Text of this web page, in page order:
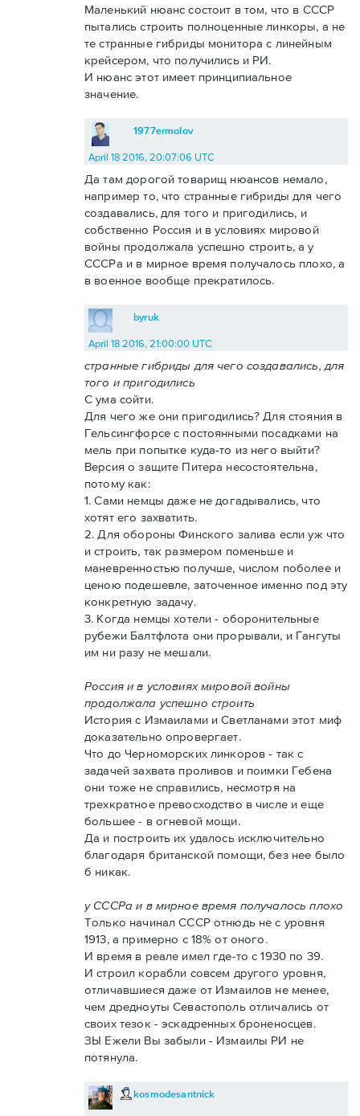
Маленький нюанс состоит в том, что в СССР
пытались строить полноценные линкоры, а не
те странные гибриды монитора с линейным
крейсером, что получились и РИ.
И нюанс этот имеет принципиальное
значение.
1977ermolov
April 18 2016, 20:07:06 UTC
Да там дорогой товарищ нюансов немало,
например то, что странные гибриды для чего
создавались, для того и пригодились, и
собственно Россия и в условиях мировой
войны продолжала успешно строить, а у
СССРа и в мирное время получалось плохо, а
в военное вообще прекратилось.
byruk
April 18 2016, 21:00:00 UTC
странные гибриды для чего создавались, для
того и пригодились
С ума сойти.
Для чего же они пригодились? Для стояния в
Гельсингфорсе с постоянными посадками на
мель при попытке куда-то из него выйти?
Версия о защите Питера несостоятельна,
потому как:
1. Сами немцы даже не догадывались, что
хотят его захватить.
2. Для обороны Финского залива если уж что
и строить, так размером поменьше и
маневренностью получше, числом поболее и
ценою подешевле, заточенное именно под эту
конкретную задачу.
3. Когда немцы хотели - оборонительные
рубежи Балтфлота они прорывали, и Гангуты
им ни разу не мешали.
Россия и в условиях мировой войны
продолжала успешно строить
История с Измаилами и Светланами этот миф
доказательно опровергает.
Что до Черноморских линкоров - так с
задачей захвата проливов и поимки Гебена
они тоже не справились, несмотря на
трехкратное превосходство в числе и еще
большее - в огневой мощи.
Да и построить их удалось исключительно
благодаря британской помощи, без нее было
б никак.
у СССРа и в мирное время получалось плохо
Только начинал СССР отнюдь не с уровня
1913, а примерно с 18% от оного.
И время в реале имел где-то с 1930 по 39.
И строил корабли совсем другого уровня,
отличавшиеся даже от Измаилов не менее,
чем дредноуты Севастополь отличались от
своих тезок - эскадренных броненосцев.
ЗЫ Ежели Вы забыли - Измаилы РИ не
потянула.
kosmodesantnick